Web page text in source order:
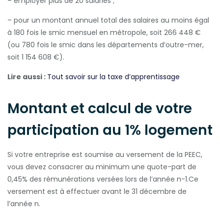
– pour un montant annuel total des salaires au moins égal
à 180 fois le smic mensuel en métropole, soit 266 448 €
(ou 780 fois le smic dans les départements d’outre-mer,
soit 1 154 608 €).
Lire aussi : Tout savoir sur la taxe d’apprentissage
Montant et calcul de votre
participation au 1% logement
Si votre entreprise est soumise au versement de la PEEC,
vous devez consacrer au minimum une quote-part de
0,45% des rémunérations versées lors de l’année n-1.Ce
versement est à effectuer avant le 31 décembre de
l’année n.